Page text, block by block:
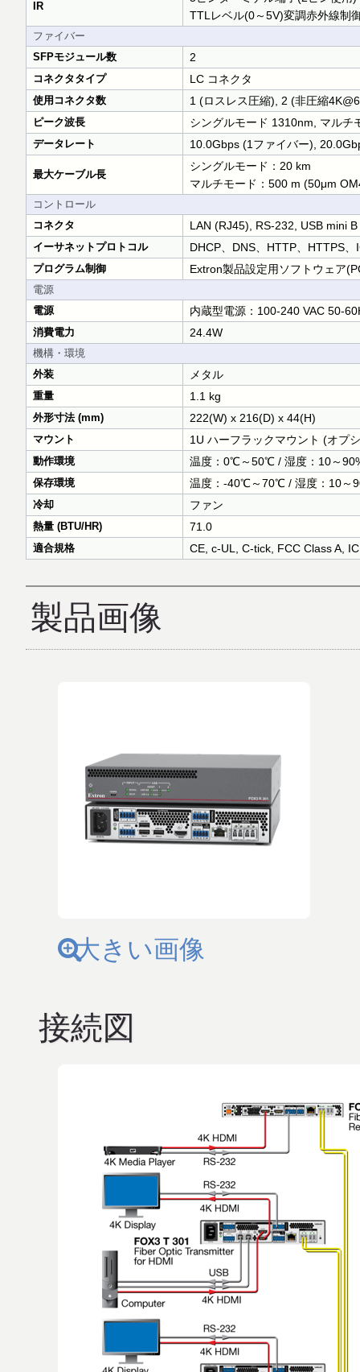
IR
TTLレベル(0～5V)変調赤外線制
ファイバー
SFPモジュール数
2
コネクタタイプ LC コネクタ
使用コネクタ数 1 (ロスレス圧縮), 2 (非圧縮
ピーク波長 シングルモード 1310nm, マルチ
データレート 10.0Gbps (1ファイバー),
最大ケーブル長
シングルモード：20 km
マルチモード：500 m (50μm
コントロール
コネクタ
LAN (RJ45), RS-232, USB mini B
イーサネットプロトコル DHCP、DNS、HTTP、HTTPS
プログラム制御 Extron製品設定用ソフトウェア
電源
電源
内蔵型電源：100-240 VAC 50-
消費電力 24.4W
機構・環境
外装
メタル
重量 1.1 kg
外形寸法 (mm) 222(W) x 216(D) x 44(H)
マウント 1U ハーフラックマウント (オプ
動作環境 温度：0℃～50℃ / 湿度：10～
保存環境 温度：-40℃～70℃ / 湿度：10～
冷却 ファン
熱量 (BTU/HR) 71.0
適合規格 CE, c-UL, C-tick, FCC Class A,
製品画像
大きい画像
接続図